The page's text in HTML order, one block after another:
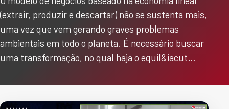
(extrair, produzir e descartar) não se sustenta mais,
uma vez que vem gerando graves problemas
ambientais em todo o planeta. É necessário buscar
uma transformação, no qual haja o equil&iacut…